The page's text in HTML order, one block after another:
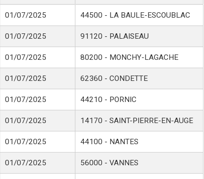
01/07/2025 44500 - LA BAULE-ESCOUBLAC
01/07/2025 91120 - PALAISEAU
01/07/2025 80200 - MONCHY-LAGACHE
01/07/2025 62360 - CONDETTE
01/07/2025 44210 - PORNIC
01/07/2025 14170 - SAINT-PIERRE-EN-AUGE
01/07/2025 44100 - NANTES
01/07/2025 56000 - VANNES